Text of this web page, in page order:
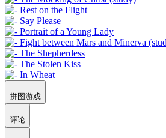
拼图游戏
评论